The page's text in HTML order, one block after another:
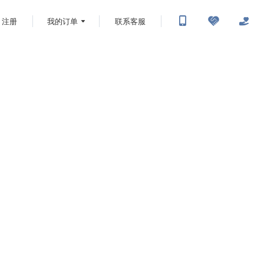
注册 我的订单 联系客服